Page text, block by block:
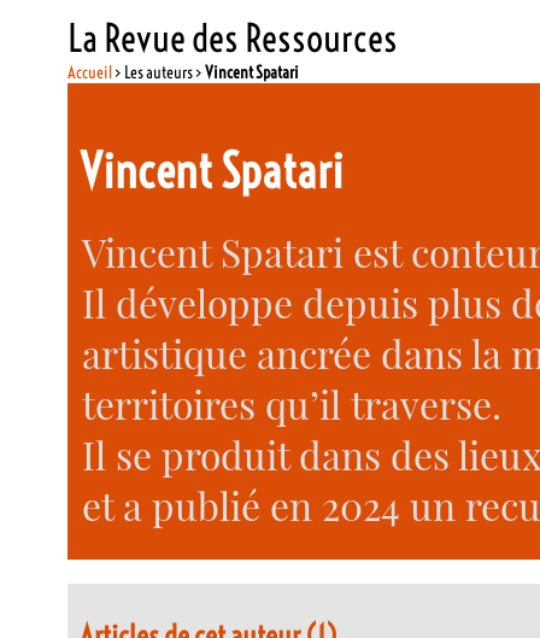
La Revue des Ressources
Accueil> Les auteurs >Vincent Spatari
Vincent Spatari
Vincent Spatari est
Il développe depuis plus
artistique ancrée dans la
territoires qu’il traverse.
Il se produit dans des
et a publié en 2024 un